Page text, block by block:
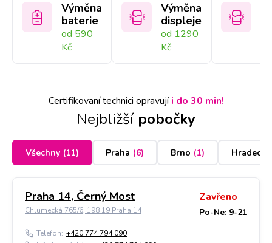
Výměna
baterie
od 590
Kč
Výměna
displeje
od 1290
Kč
Certifikovaní technici opravujíi do 30 min!
Nejbližší pobočky
Všechny (11) Praha (6) Brno (1) Hradec
Praha 14, Černý Most
Chlumecká 765/6, 198 19 Praha 14
Zavřeno
Po-Ne: 9-21
Telefon: +420 774 794 090